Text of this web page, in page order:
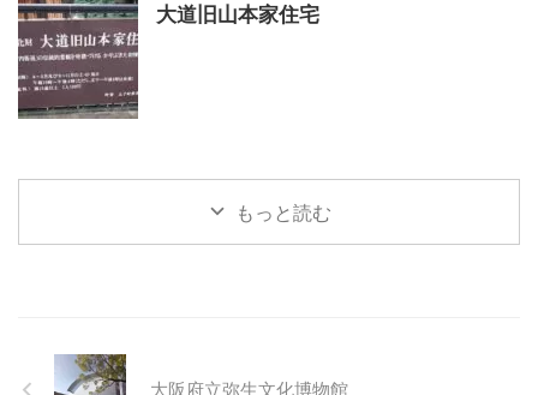
大道旧山本家住宅
もっと読む
大阪府立弥生文化博物館